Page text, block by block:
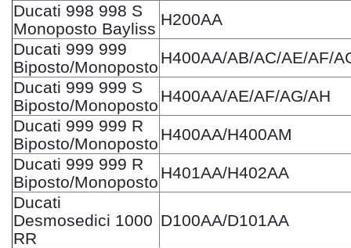
Ducati 998 998 S
Monoposto Bayliss
H200AA
Ducati 999 999
Biposto/Monoposto
H400AA/AB/AC/AE/AF/
Ducati 999 999 S
Biposto/Monoposto
H400AA/AE/AF/AG/AH
Ducati 999 999 R
Biposto/Monoposto
H400AA/H400AM
Ducati 999 999 R
Biposto/Monoposto
H401AA/H402AA
Ducati
Desmosedici 1000
RR
D100AA/D101AA